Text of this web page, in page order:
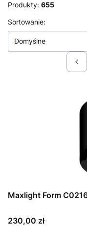
Produkty: 655
Lista produktów
Sortowanie:
Domyślne
Maxlight Form
Cena
230,00 zł